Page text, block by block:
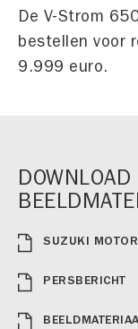
De V-Strom
bestellen voor
9.999 euro.
SUZUKI
PERSBERICHT